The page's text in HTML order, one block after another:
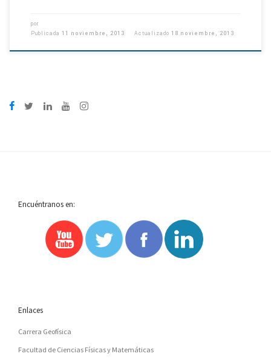
por
Publicada 11 noviembre, 2013 Actualizado 18 noviembre, 2013
Encuéntranos en:
Enlaces
Carrera Geofísica
Facultad de Ciencias Físicas y Matemáticas